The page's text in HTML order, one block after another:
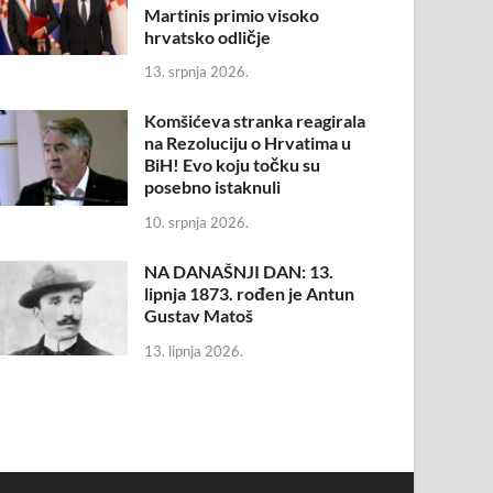
Martinis primio visoko
hrvatsko odličje
13. srpnja 2026.
Komšićeva stranka reagirala
na Rezoluciju o Hrvatima u
BiH! Evo koju točku su
posebno istaknuli
10. srpnja 2026.
NA DANAŠNJI DAN: 13.
lipnja 1873. rođen je Antun
Gustav Matoš
13. lipnja 2026.